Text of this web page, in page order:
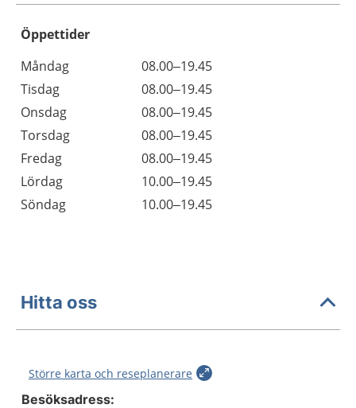
Öppettider
Dag
Öppettider
Kommentarer
Måndag
08.00–19.45
Tisdag
08.00–19.45
Onsdag
08.00–19.45
Torsdag
08.00–19.45
Fredag
08.00–19.45
Lördag
10.00–19.45
Söndag
10.00–19.45
Hitta oss
Större karta och reseplanerare
Besöksadress: